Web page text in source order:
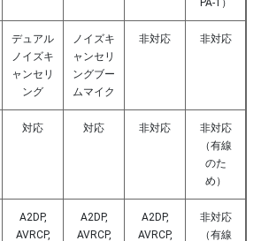
PA-1）
デュアル
ノイズキ
ャンセリ
ング
ノイズキ
ャンセリ
ングブー
ムマイク
非対応 非対応
対応 対応 非対応
非対応
（有線
のた
め）
A2DP,
AVRCP,
A2DP,
AVRCP,
A2DP,
AVRCP,
非対応
（有線